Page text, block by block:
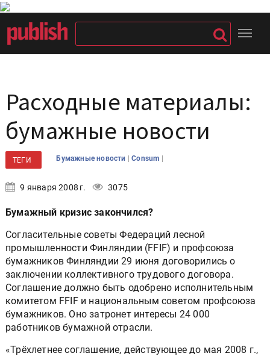
Расходные материалы:
бумажные новости
ТЕГИ Бумажные новости |Consum |
9 января 2008 г. 3075
Бумажный кризис закончился?
Согласительные советы Федераций лесной
промышленности Финляндии (FFIF) и профсоюза
бумажников Финляндии 29 июня договорились о
заключении коллективного трудового договора.
Соглашение должно быть одобрено исполнительным
комитетом FFIF и национальным советом профсоюза
бумажников. Оно затронет интересы 24 000
работников бумажной отрасли.
«Трёхлетнее соглашение, действующее до мая 2008 г.,